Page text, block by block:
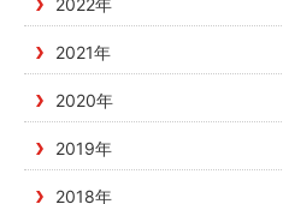
2022年
2021年
2020年
2019年
2018年